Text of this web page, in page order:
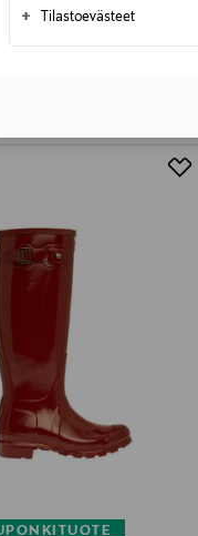
+ Tilastoevästeet